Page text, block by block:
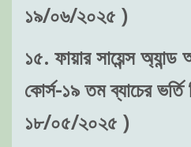
১৯/০৬/২০২৫ )
১৫. ফায়ার সায়েন্স
কোর্স-১৯ তম ব্যাচের
১৮/০৫/২০২৫ )